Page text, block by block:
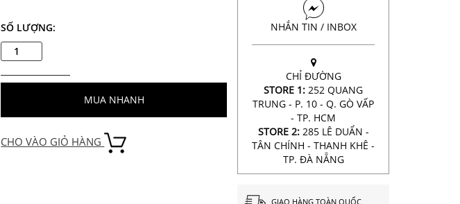
SỐ LƯỢNG:
MUA NHANH
CHO VÀO GIỎ HÀNG
NHẮN TIN / INBOX
CHỈ ĐƯỜNG
STORE 1: 252 QUANG
TRUNG - P. 10 - Q. GÒ VẤP
- TP. HCM
STORE 2:285 LÊ DUẨN -
TÂN CHÍNH - THANH KHÊ -
TP. ĐÀ NẴNG
GIAO HÀNG TOÀN QUỐC